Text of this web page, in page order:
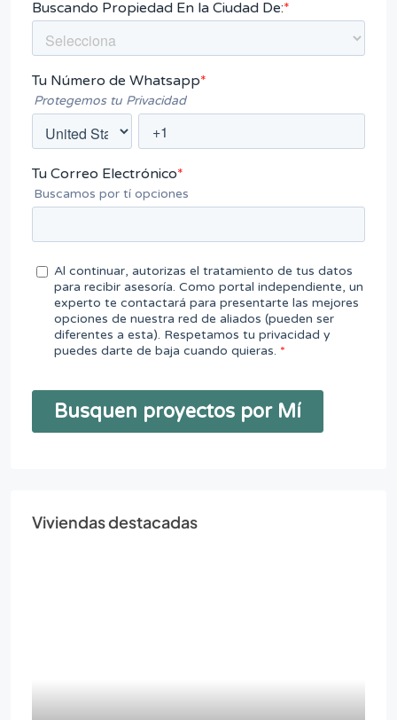
Viviendas destacadas